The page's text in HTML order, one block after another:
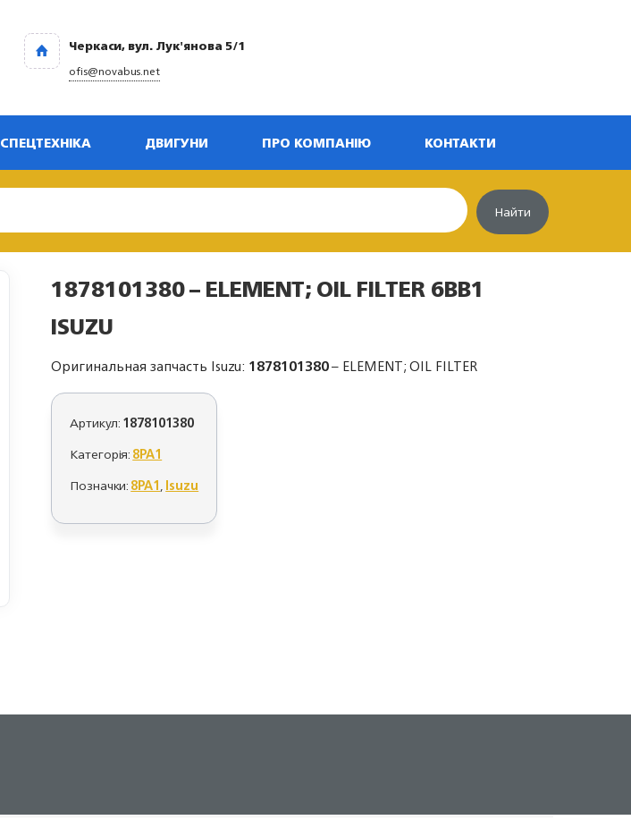
Черкаси, вул. Лук'янова 5/1
ofis@novabus.net
СПЕЦТЕХНІКА ДВИГУНИ ПРО КОМПАНІЮ КОНТАКТИ
Найти
1878101380 – ELEMENT; OIL FILTER 6BB1
ISUZU
Оригинальная запчасть Isuzu: 1878101380– ELEMENT; OIL FILTER
Артикул:1878101380
Категорія:8PA1
Позначки:8PA1,Isuzu